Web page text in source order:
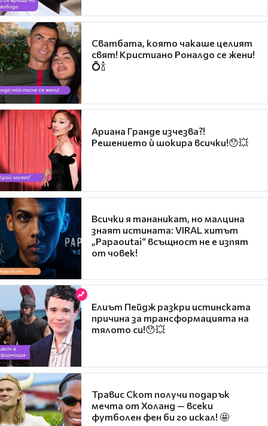
Сватбата, която чакаше целият
свят! Кристиано Роналдо се жени!
💍🍾
Ариана Гранде изчезва?!
Решението ѝ шокира всички!😯💥
Всички я тананикат, но малцина
знаят истината: VIRAL хитът
„Papaoutai“ всъщност не е изпят
от човек!
Елиът Пейдж разкри истинската
причина за трансформацията на
тялото си!😯💥
Травис Скот получи подарък
мечта от Холанд — всеки
футболен фен би го искал! 🤩